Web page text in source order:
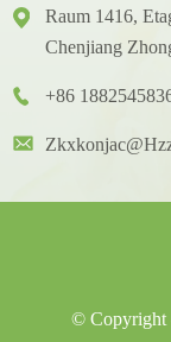
Raum 1416,
Chenjiang
+86
© Copyright